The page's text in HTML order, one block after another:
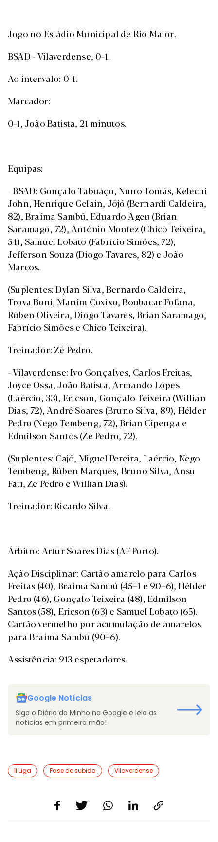
Jogo no Estádio Municipal de Rio Maior.
BSAD - Vilaverdense, 0-1.
Ao intervalo: 0-1.
Marcador:
0-1, João Batista, 21 minutos.
Equipas:
- BSAD: Gonçalo Tabuaço, Nuno Tomás, Kelechi
John, Henrique Gelain, Jójó (Bernardi Caldeira,
82), Braíma Sambú, Eduardo Ageu (Brian
Saramago, 72), António Montez (Chico Teixeira,
54), Samuel Lobato (Fabrício Simões, 72),
Jefferson Souza (Diogo Tavares, 82) e João
Marcos.
(Suplentes: Dylan Silva, Bernardo Caldeira,
Trova Boni, Martim Coxixo, Boubacar Fofana,
Rúben Oliveira, Diogo Tavares, Brian Saramago,
Fabrício Simões e Chico Teixeira).
Treinador: Zé Pedro.
- Vilaverdense: Ivo Gonçalves, Carlos Freitas,
Joyce Ossa, João Batista, Armando Lopes
(Laércio, 33), Ericson, Gonçalo Teixeira (Willian
Dias, 72), André Soares (Bruno Silva, 89), Hélder
Pedro (Nego Tembeng, 72), Brian Cipenga e
Edmilson Santos (Zé Pedro, 72).
(Suplentes: Cajó, Miguel Pereira, Laércio, Nego
Tembeng, Rúben Marques, Bruno Silva, Ansu
Fati, Zé Pedro e Willian Dias).
Treinador: Ricardo Silva.
Árbitro: Artur Soares Dias (AF Porto).
Ação Disciplinar: Cartão amarelo para Carlos
Freitas (40), Braíma Sambú (45+1 e 90+6), Hélder
Pedro (46), Gonçalo Teixeira (48), Edmilson
Santos (58), Ericson (63) e Samuel Lobato (65).
Cartão vermelho por acumulação de amarelos
para Braíma Sambú (90+6).
Assistência: 913 espetadores.
Google Notícias
Siga o Diário do Minho na Google e leia as
notícias em primeira mão!
II Liga Fase de subida Vilaverdense